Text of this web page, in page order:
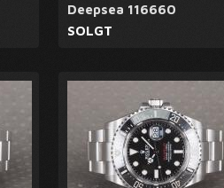
Deepsea 116660
SOLGT